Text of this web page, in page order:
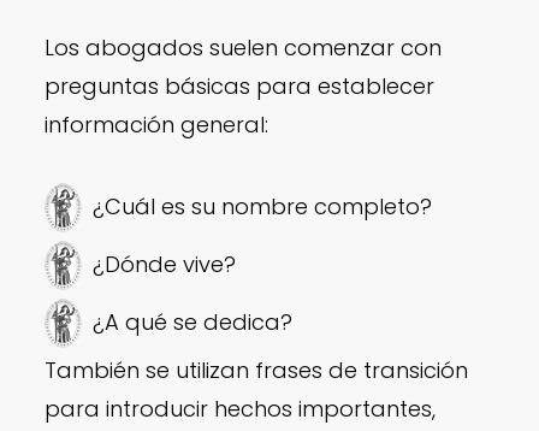
Los abogados suelen comenzar con
preguntas básicas para establecer
información general:
¿Cuál es su nombre completo?
¿Dónde vive?
¿A qué se dedica?
También se utilizan frases de transición
para introducir hechos importantes,